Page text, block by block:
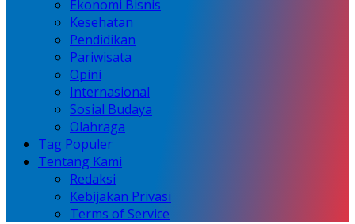
Ekonomi Bisnis
Kesehatan
Pendidikan
Pariwisata
Opini
Internasional
Sosial Budaya
Olahraga
Tag Populer
Tentang Kami
Redaksi
Kebijakan Privasi
Terms of Service